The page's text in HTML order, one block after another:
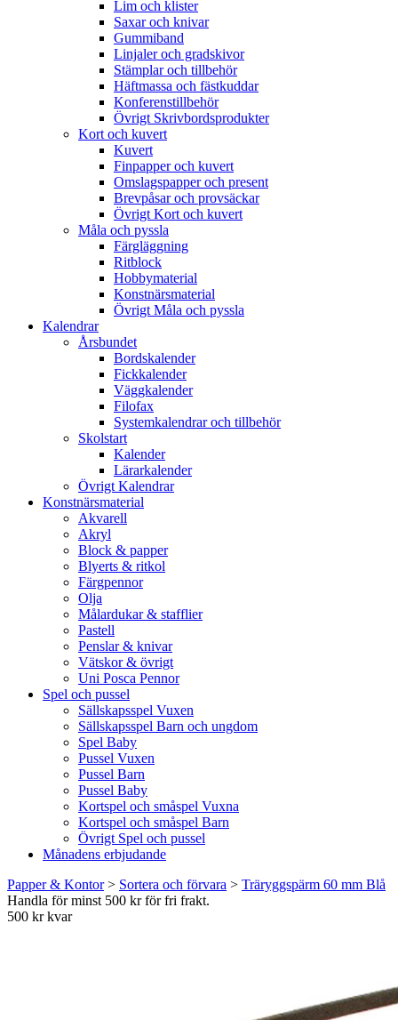
Lim och klister
Saxar och knivar
Gummiband
Linjaler och gradskivor
Stämplar och tillbehör
Häftmassa och fästkuddar
Konferenstillbehör
Övrigt Skrivbordsprodukter
Kort och kuvert
Kuvert
Finpapper och kuvert
Omslagspapper och present
Brevpåsar och provsäckar
Övrigt Kort och kuvert
Måla och pyssla
Färgläggning
Ritblock
Hobbymaterial
Konstnärsmaterial
Övrigt Måla och pyssla
Kalendrar
Årsbundet
Bordskalender
Fickkalender
Väggkalender
Filofax
Systemkalendrar och tillbehör
Skolstart
Kalender
Lärarkalender
Övrigt Kalendrar
Konstnärsmaterial
Akvarell
Akryl
Block & papper
Blyerts & ritkol
Färgpennor
Olja
Målardukar & stafflier
Pastell
Penslar & knivar
Vätskor & övrigt
Uni Posca Pennor
Spel och pussel
Sällskapsspel Vuxen
Sällskapsspel Barn och ungdom
Spel Baby
Pussel Vuxen
Pussel Barn
Pussel Baby
Kortspel och småspel Vuxna
Kortspel och småspel Barn
Övrigt Spel och pussel
Månadens erbjudande
Papper & Kontor> Sortera och förvara > Träryggspärm 60 mm Blå
Handla för minst 500 kr för fri frakt.
500 kr kvar